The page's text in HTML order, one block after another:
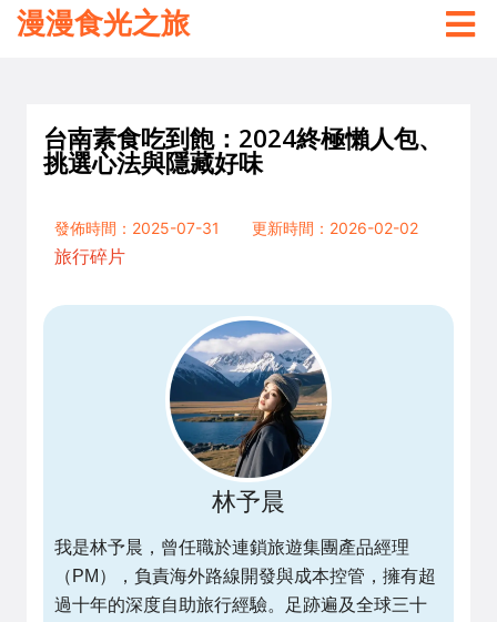
漫漫食光之旅
台南素食吃到飽：2024終極懶人包、
挑選心法與隱藏好味
發佈時間：2025-07-31
更新時間：2026-02-02
旅行碎片
林予晨
我是林予晨，曾任職於連鎖旅遊集團產品經理
（PM），負責海外路線開發與成本控管，擁有超
過十年的深度自助旅行經驗。足跡遍及全球三十